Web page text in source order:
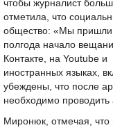
чтобы журналист
отметила, что
общество: «Мы пришли
полгода начало
Контакте, на Youtube
иностранных языках,
убеждены, что после
необходимо проводить
Миронюк, отмечая, что